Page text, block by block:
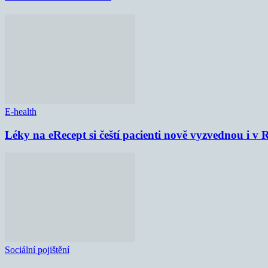
E-health
Léky na eRecept si čeští pacienti nově vyzvednou i v
Sociální pojištění